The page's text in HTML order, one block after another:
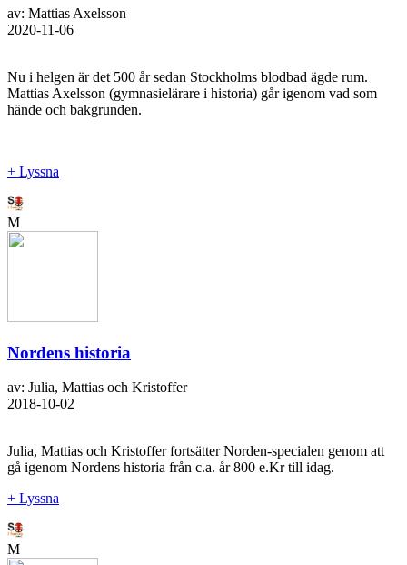
av: Mattias Axelsson
2020-11-06
Nu i helgen är det 500 år sedan Stockholms blodbad ägde rum.
Mattias Axelsson (gymnasielärare i historia) går igenom vad som
hände och bakgrunden.
+ Lyssna
M
Nordens historia
av: Julia, Mattias och Kristoffer
2018-10-02
Julia, Mattias och Kristoffer fortsätter Norden-specialen genom att
gå igenom Nordens historia från c.a. år 800 e.Kr till idag.
+ Lyssna
M